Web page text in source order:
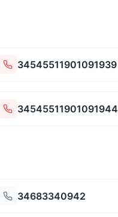
34545511901091939
34545511901091944
34683340942